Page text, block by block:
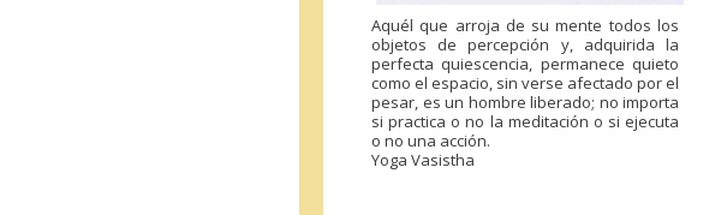
Aquél que arroja de su mente todos los
objetos de percepción y, adquirida la
perfecta quiescencia, permanece quieto
como el espacio, sin verse afectado por el
pesar, es un hombre liberado; no importa
si practica o no la meditación o si ejecuta
o no una acción.
Yoga Vasistha